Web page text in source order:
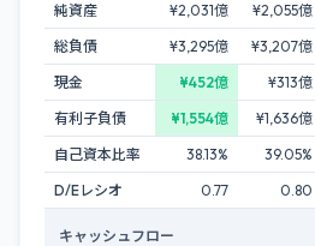
純資産
¥2,031億 ¥2,055億
総負債
¥3,295億 ¥3,207億
現金
¥452億 ¥313億
有利子負債
¥1,554億 ¥1,636億
自己資本比率
38.13% 39.05%
D/Eレシオ
0.77 0.80
キャッシュフロー